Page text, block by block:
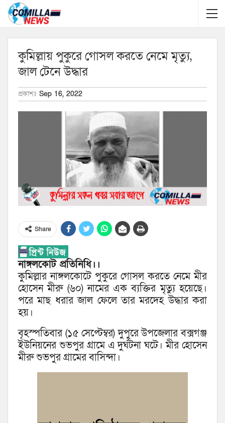
কুমিল্লায় পুকুরে গোসল করতে নেমে মৃত্যু,
জাল টেনে উদ্ধার
প্রকাশঃ Sep 16, 2022
Share
নাঙ্গলকোট প্রতিনিধি।।
কুমিল্লার নাঙ্গলকোটে পুকুরে গোসল করতে নেমে মীর
হোসেন মীরু (৬০) নামের এক ব্যক্তির মৃত্যু হয়েছে।
পরে মাছ ধরার জাল ফেলে তার মরদেহ উদ্ধার করা
হয়।
বৃহস্পতিবার (১৫ সেপ্টেম্বর) দুপুরে উপজেলার বক্সগঞ্জ
ইউনিয়নের শুভপুর গ্রামে এ দুর্ঘটনা ঘটে। মীর হোসেন
মীরু শুভপুর গ্রামের বাসিন্দা।